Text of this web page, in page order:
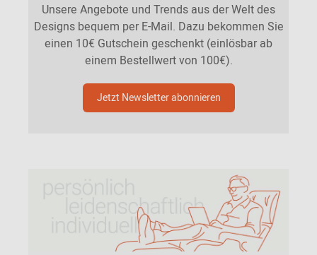
Unsere Angebote und Trends aus der Welt des
Designs bequem per E-Mail. Dazu bekommen Sie
einen 10€ Gutschein geschenkt (einlösbar ab
einem Bestellwert von 100€).
Jetzt Newsletter abonnieren